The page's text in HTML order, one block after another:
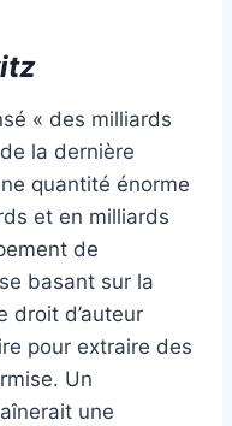
« des milliards
la dernière
quantité énorme
et en milliards
de
basant sur la
droit d’auteur
pour extraire des
Un
une